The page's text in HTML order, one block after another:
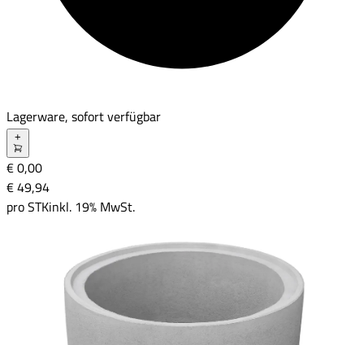
Lagerware, sofort verfügbar
€ 0,00
€ 49,94
proSTKinkl. 19% MwSt.